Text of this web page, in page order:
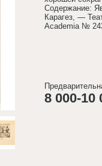
Содержание:
Карагез, —
Academia №
8 000-10